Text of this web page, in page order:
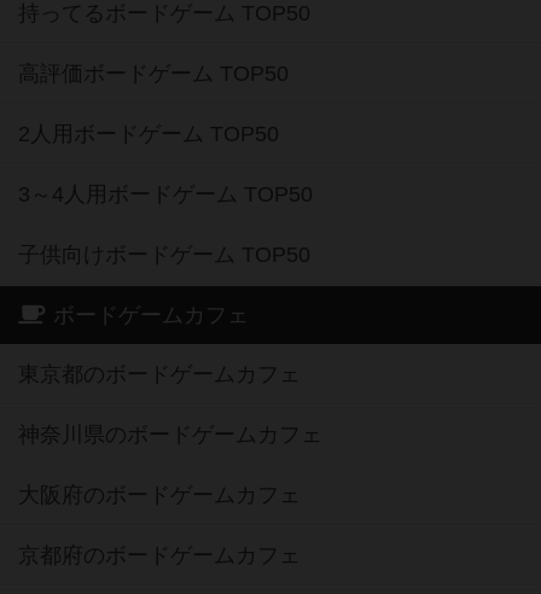
持ってるボードゲーム TOP50
高評価ボードゲーム TOP50
2人用ボードゲーム TOP50
3～4人用ボードゲーム TOP50
子供向けボードゲーム TOP50
ボードゲームカフェ
東京都のボードゲームカフェ
神奈川県のボードゲームカフェ
大阪府のボードゲームカフェ
京都府のボードゲームカフェ